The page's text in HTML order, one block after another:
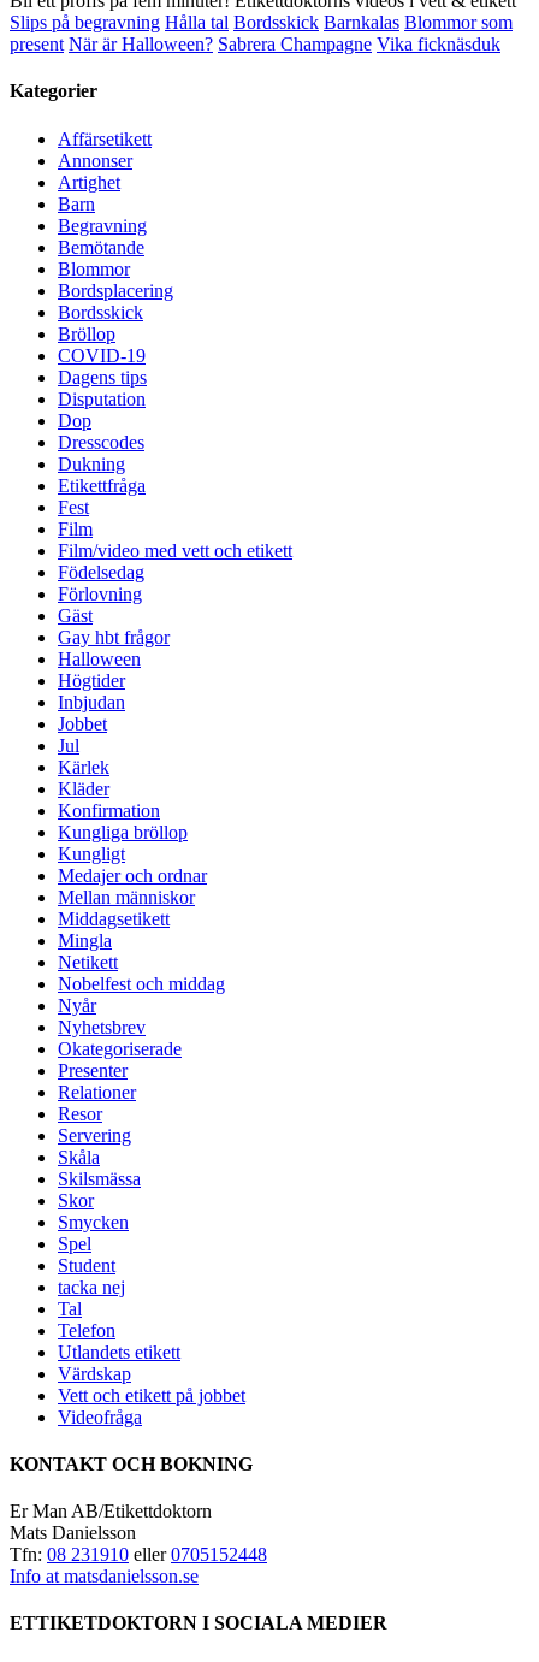
Slips på begravning Hålla tal Bordsskick Barnkalas Blommor som
present När är Halloween? Sabrera Champagne Vika ficknäsduk
Kategorier
Affärsetikett
Annonser
Artighet
Barn
Begravning
Bemötande
Blommor
Bordsplacering
Bordsskick
Bröllop
COVID-19
Dagens tips
Disputation
Dop
Dresscodes
Dukning
Etikettfråga
Fest
Film
Film/video med vett och etikett
Födelsedag
Förlovning
Gäst
Gay hbt frågor
Halloween
Högtider
Inbjudan
Jobbet
Jul
Kärlek
Kläder
Konfirmation
Kungliga bröllop
Kungligt
Medajer och ordnar
Mellan människor
Middagsetikett
Mingla
Netikett
Nobelfest och middag
Nyår
Nyhetsbrev
Okategoriserade
Presenter
Relationer
Resor
Servering
Skåla
Skilsmässa
Skor
Smycken
Spel
Student
tacka nej
Tal
Telefon
Utlandets etikett
Värdskap
Vett och etikett på jobbet
Videofråga
KONTAKT OCH BOKNING
Er Man AB/Etikettdoktorn
Mats Danielsson
Tfn: 08 231910 eller0705152448
Info at matsdanielsson.se
ETTIKETDOKTORN I SOCIALA MEDIER